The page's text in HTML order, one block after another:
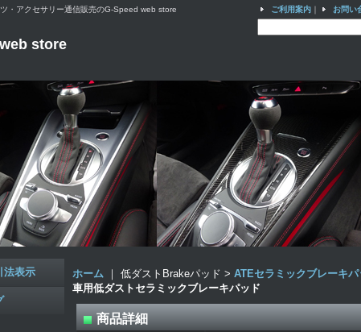
・アクセサリー通信販売のG-Speed web store
store
ご利用案内 ｜ お問い
法表示 ホーム ｜ 低ダストBrakeパッド > ATEセラミックブレーキパ
車用低ダストセラミックブレーキパッド
商品詳細